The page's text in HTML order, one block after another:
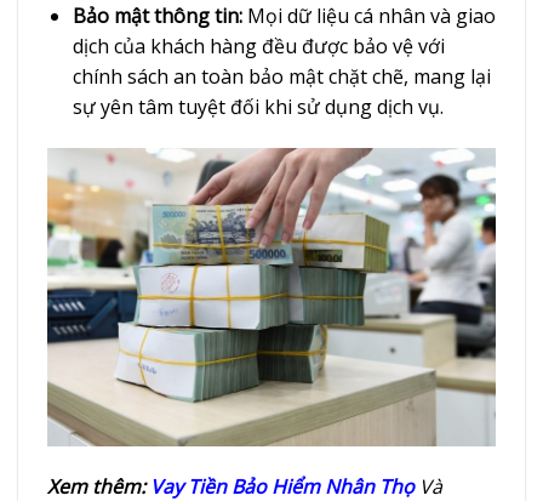
Bảo mật thông tin:Mọi dữ liệu cá nhân và giao
dịch của khách hàng đều được bảo vệ với
chính sách an toàn bảo mật chặt chẽ, mang lại
sự yên tâm tuyệt đối khi sử dụng dịch vụ.
Xem thêm: Vay Tiền Bảo Hiểm Nhân Thọ Và